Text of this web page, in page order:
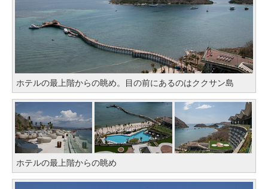
ホテルの最上階からの眺め。目の前にあるのはククサン島
ホテルの最上階からの眺め